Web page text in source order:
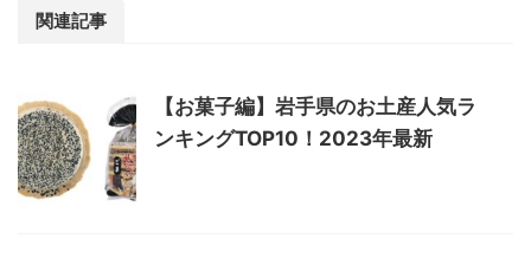
関連記事
【お菓子編】岩手県のお土産人気ラ
ンキングTOP10！2023年最新